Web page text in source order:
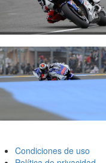
Condiciones de uso